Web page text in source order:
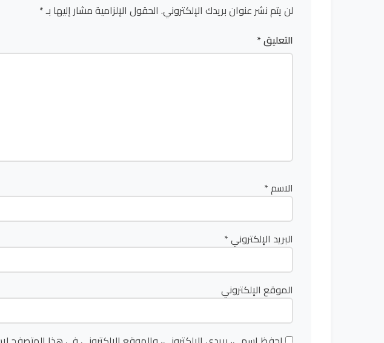
لن يتم نشر عنوان بريدك الإلكتروني. الحقول الإلزامية مشار إليها بـ*
التعليق*
الاسم*
البريد الإلكتروني*
الموقع الإلكتروني